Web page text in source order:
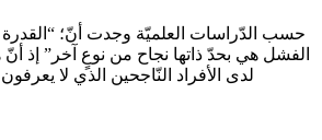
حسب الدّراسات العلميّة وجدت أنّ؛ “القدرة
الفشل هي بحدّ ذاتها نجاح من نوعٍ آخر” إذ أنّ
لدى الأفراد النّاجحين الذي لا